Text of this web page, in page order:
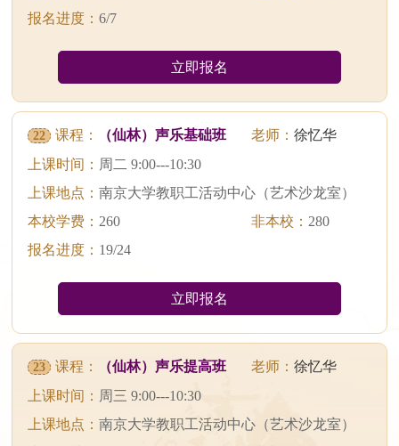
报名进度：6/7
立即报名
22 课程： （仙林）声乐基础班 老师： 徐忆华
上课时间： 周二 9:00---10:30
上课地点：南京大学教职工活动中心（艺术沙龙室）
本校学费： 260 非本校： 280
报名进度： 19/24
立即报名
23 课程： （仙林）声乐提高班 老师： 徐忆华
上课时间： 周三 9:00---10:30
上课地点：南京大学教职工活动中心（艺术沙龙室）